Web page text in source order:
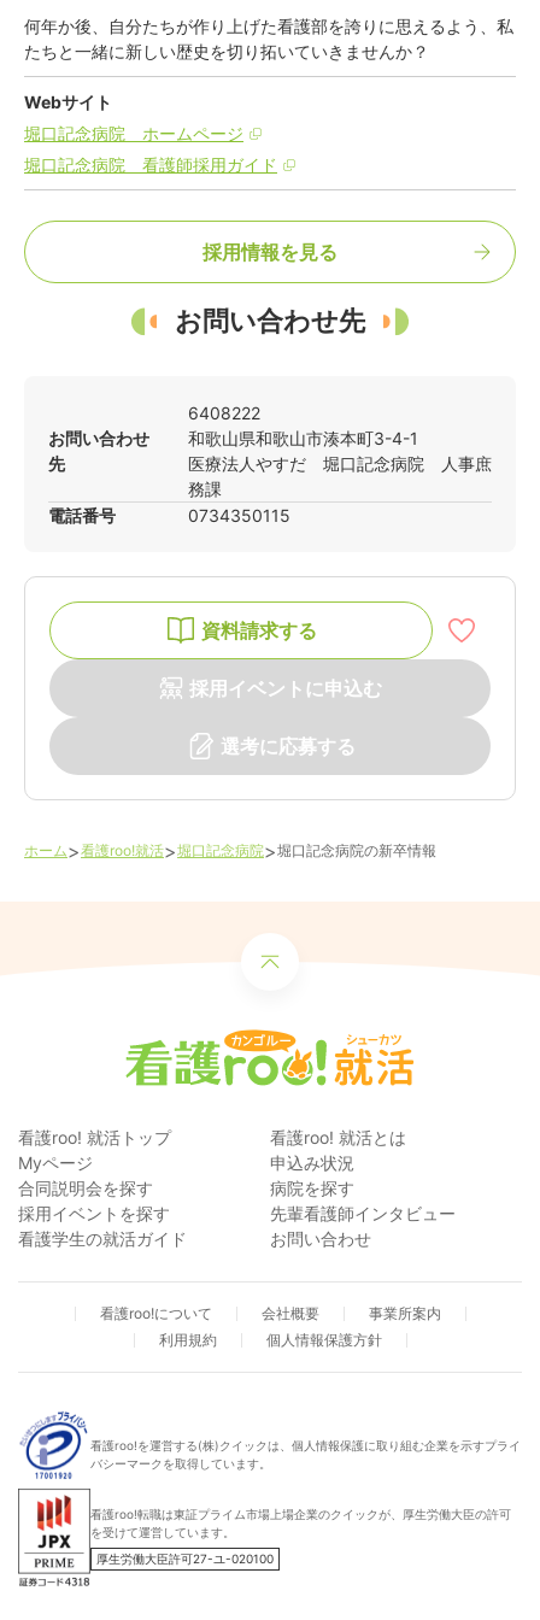
何年か後、自分たちが作り上げた看護部を誇りに思えるよう、私
たちと一緒に新しい歴史を切り拓いていきませんか？
Webサイト
堀口記念病院 ホームページ
堀口記念病院 看護師採用ガイド
採用情報を見る
お問い合わせ先
お問い合わせ
先
6408222
和歌山県和歌山市湊本町3-4-1
医療法人やすだ 堀口記念病院 人事庶
務課
電話番号
0734350115
資料請求する
採用イベントに申込む
選考に応募する
ホーム>看護roo!就活>堀口記念病院>堀口記念病院の新卒情報
看護roo! 就活トップ
看護roo! 就活とは
Myページ
申込み状況
合同説明会を探す
病院を探す
採用イベントを探す
先輩看護師インタビュー
看護学生の就活ガイド
お問い合わせ
看護roo!について 会社概要
事業所案内
利用規約
個人情報保護方針
看護roo!を運営する(株)クイックは、個人情報保護に取り組む企業を示すプライ
バシーマークを取得しています。
看護roo!転職は東証プライム市場上場企業のクイックが、厚生労働大臣の許可
を受けて運営しています。
厚生労働大臣許可27-ユ-020100